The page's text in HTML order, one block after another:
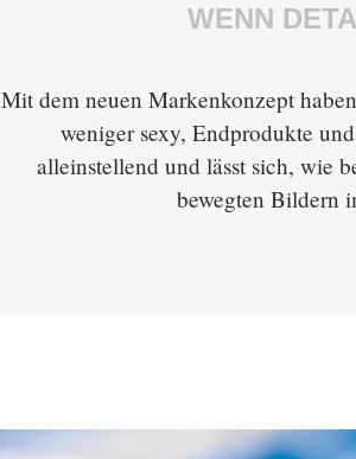
WENN
Mit dem neuen Markenkonzept
weniger sexy, Endprodukte
alleinstellend und lässt sich, wie
bewegten Bildern